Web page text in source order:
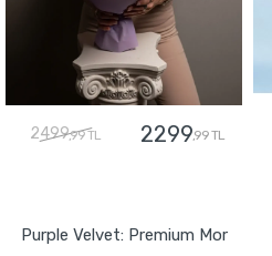
2499,99 TL 2299,99 TL
Purple Velvet: Premium Mor